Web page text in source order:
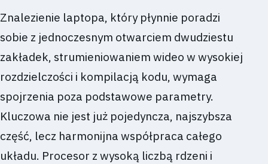
Znalezienie laptopa, który płynnie poradzi
sobie z jednoczesnym otwarciem dwudziestu
zakładek, strumieniowaniem wideo w wysokiej
rozdzielczości i kompilacją kodu, wymaga
spojrzenia poza podstawowe parametry.
Kluczowa nie jest już pojedyncza, najszybsza
część, lecz harmonijna współpraca całego
układu. Procesor z wysoką liczbą rdzeni i